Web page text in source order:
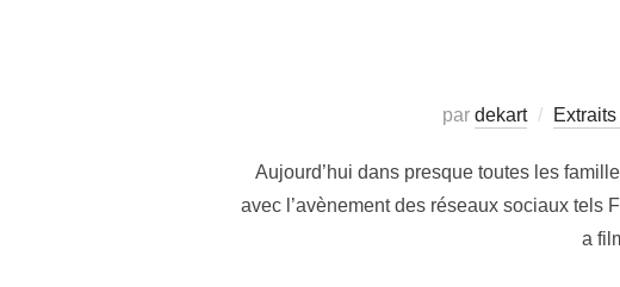
par dekart
Aujourd’hui dans presque toutes les
avec l’avènement des réseaux sociaux tels
a